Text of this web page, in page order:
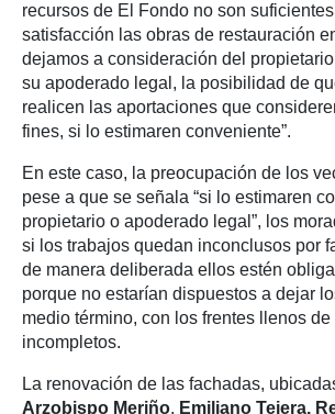
recursos de El Fondo no son
satisfacción las obras de restauración
dejamos a consideración del
su apoderado legal, la posibilidad de
realicen las aportaciones que
fines, si lo estimaren conveniente”.
En este caso, la preocupación de los
pese a que se señala “si lo estimaren
propietario o apoderado legal”, los
si los trabajos quedan inconclusos por
de manera deliberada ellos estén
porque no estarían dispuestos a dejar
medio término, con los frentes llenos
incompletos.
La renovación de las fachadas,
Arzobispo Meriño, Emiliano Tejera,